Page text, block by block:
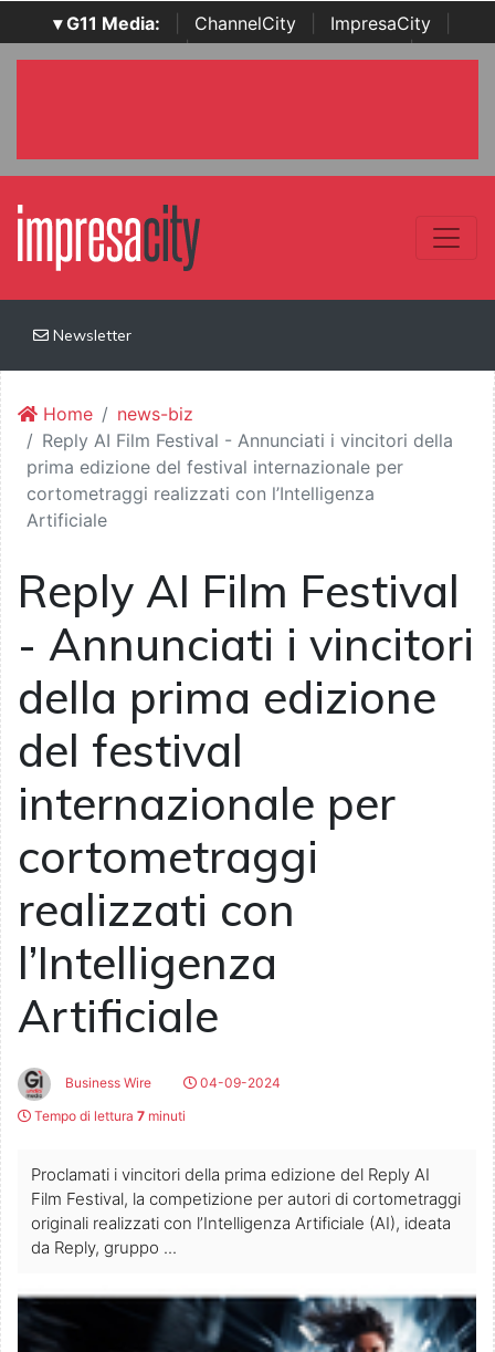
▾ G11 Media: ChannelCity ImpresaCity
SecurityOpenLab | Italian Channel Awards | Italian
Newsletter
Home
news-biz
Reply AI Film Festival - Annunciati i vincitori della
prima edizione del festival internazionale per
cortometraggi realizzati con l’Intelligenza
Artificiale
Reply AI Film Festival
- Annunciati i vincitori
della prima edizione
del festival
internazionale per
cortometraggi
realizzati con
l’Intelligenza
Artificiale
Business Wire
04-09-2024
Tempo di lettura 7 minuti
Proclamati i vincitori della prima edizione del Reply AI
Film Festival, la competizione per autori di cortometraggi
originali realizzati con l’Intelligenza Artificiale (AI), ideata
da Reply, gruppo ...